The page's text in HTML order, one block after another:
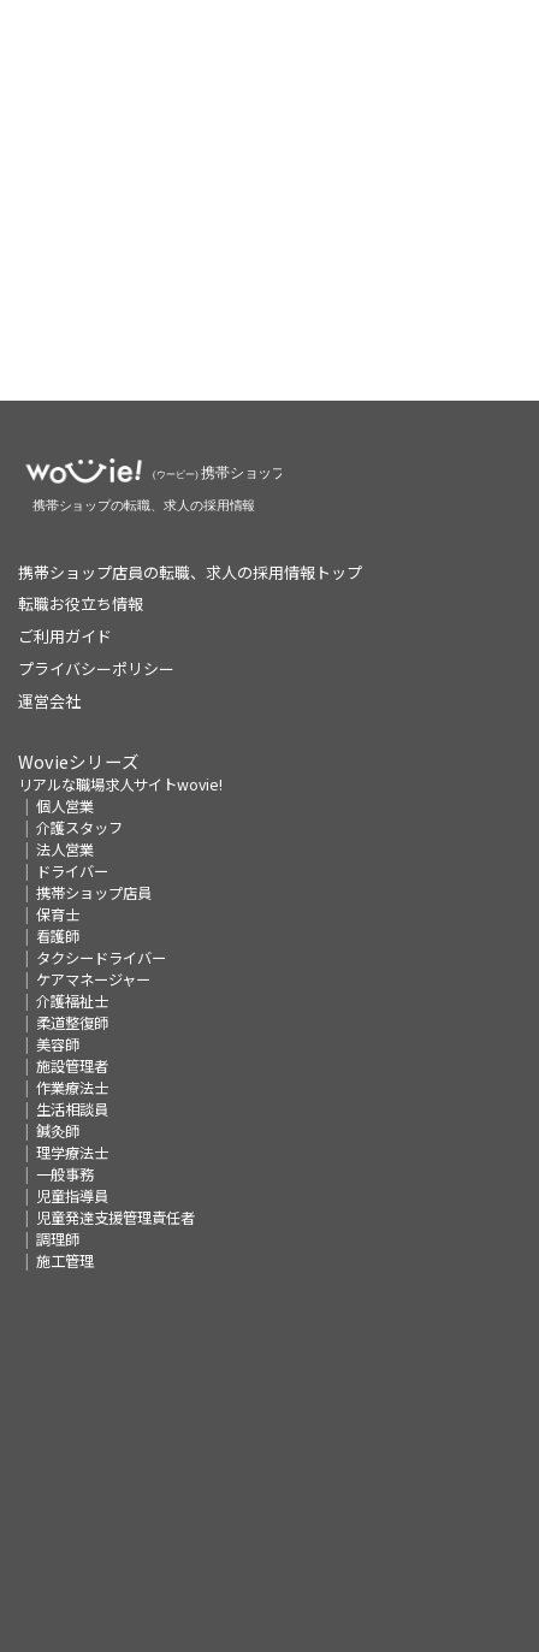
携帯ショップ店員の転職、求人の採用情報トップ
転職お役立ち情報
ご利用ガイド
プライバシーポリシー
運営会社
Wovieシリーズ
リアルな職場求人サイトwovie!
個人営業
介護スタッフ
法人営業
ドライバー
携帯ショップ店員
保育士
看護師
タクシードライバー
ケアマネージャー
介護福祉士
柔道整復師
美容師
施設管理者
作業療法士
生活相談員
鍼灸師
理学療法士
一般事務
児童指導員
児童発達支援管理責任者
調理師
施工管理